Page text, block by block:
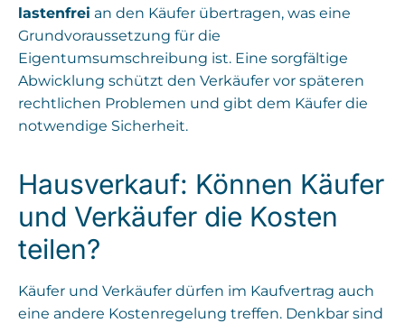
lastenfrei an den Käufer übertragen, was eine
Grundvoraussetzung für die
Eigentumsumschreibung ist. Eine sorgfältige
Abwicklung schützt den Verkäufer vor späteren
rechtlichen Problemen und gibt dem Käufer die
notwendige Sicherheit.
Hausverkauf: Können Käufer
und Verkäufer die Kosten
teilen?
Käufer und Verkäufer dürfen im Kaufvertrag auch
eine andere Kostenregelung treffen. Denkbar sind